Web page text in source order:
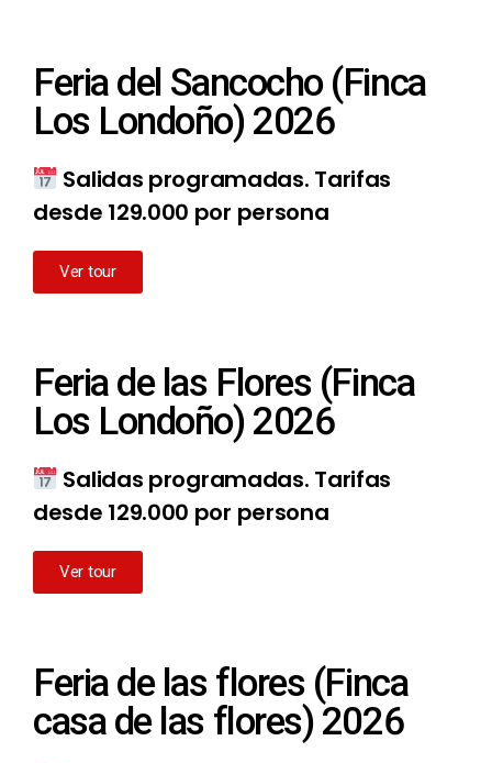
Feria del Sancocho (Finca
Los Londoño) 2026
Salidas programadas. Tarifas
desde 129.000 por persona
Ver tour
Feria de las Flores (Finca
Los Londoño) 2026
Salidas programadas. Tarifas
desde 129.000 por persona
Ver tour
Feria de las flores (Finca
casa de las flores) 2026